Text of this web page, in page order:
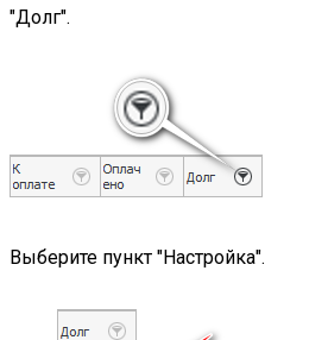
"Долг".
Выберите пункт "Настройка".